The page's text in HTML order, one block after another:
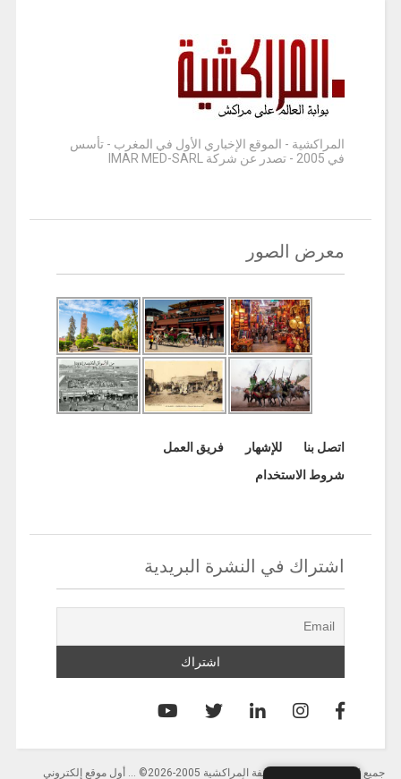
المراكشية - الموقع الإخباري الأول في المغرب - تأسس
في 2005 - تصدر عن شركة IMAR MED-SARL
معرض الصور
اتصل بنا للإشهار
فريق العمل
شروط الاستخدام
اشتراك في النشرة البريدية
جميع الحقوق محفوظة لصحيفة المراكشية 2005-2026© … أول موقع إلكتروني